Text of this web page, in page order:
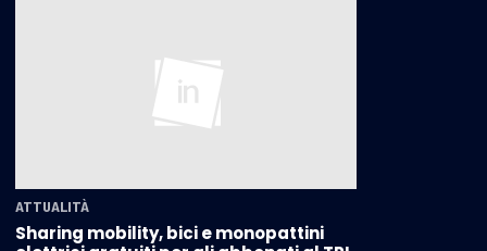
ATTUALITÀ
Sharing mobility, bici e monopattini